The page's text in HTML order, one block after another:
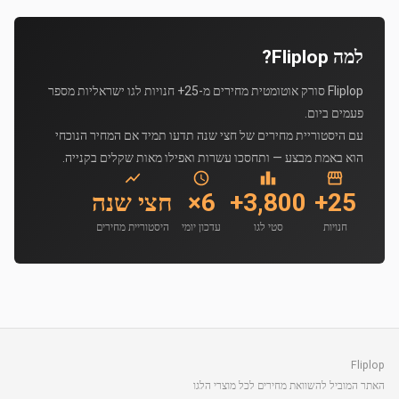
למה Fliplop?
Fliplop סורק אוטומטית מחירים מ-25+ חנויות לגו ישראליות מספר
פעמים ביום.
עם היסטוריית מחירים של חצי שנה תדעו תמיד אם המחיר הנוכחי
הוא באמת מבצע — ותחסכו עשרות ואפילו מאות שקלים בקנייה.
25+
חנויות
3,800+
סטי לגו
6×
עדכון יומי
חצי שנה
היסטוריית מחירים
Fliplop
האתר המוביל להשוואת מחירים לכל מוצרי הלגו